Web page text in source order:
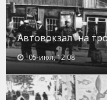
Автовокзал "на
05-июл, 12:08